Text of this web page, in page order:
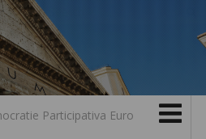
Participativa Euro